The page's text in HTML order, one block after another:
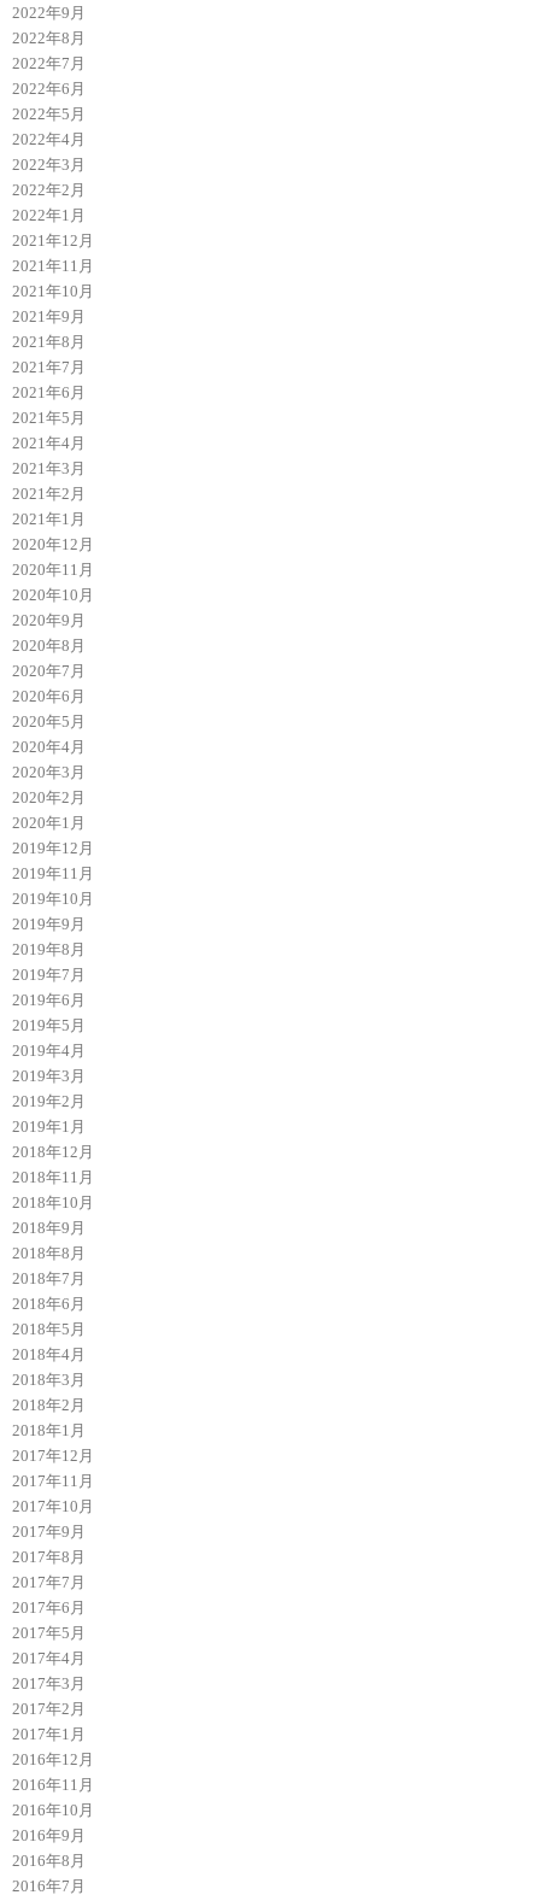
2022年9月
2022年8月
2022年7月
2022年6月
2022年5月
2022年4月
2022年3月
2022年2月
2022年1月
2021年12月
2021年11月
2021年10月
2021年9月
2021年8月
2021年7月
2021年6月
2021年5月
2021年4月
2021年3月
2021年2月
2021年1月
2020年12月
2020年11月
2020年10月
2020年9月
2020年8月
2020年7月
2020年6月
2020年5月
2020年4月
2020年3月
2020年2月
2020年1月
2019年12月
2019年11月
2019年10月
2019年9月
2019年8月
2019年7月
2019年6月
2019年5月
2019年4月
2019年3月
2019年2月
2019年1月
2018年12月
2018年11月
2018年10月
2018年9月
2018年8月
2018年7月
2018年6月
2018年5月
2018年4月
2018年3月
2018年2月
2018年1月
2017年12月
2017年11月
2017年10月
2017年9月
2017年8月
2017年7月
2017年6月
2017年5月
2017年4月
2017年3月
2017年2月
2017年1月
2016年12月
2016年11月
2016年10月
2016年9月
2016年8月
2016年7月